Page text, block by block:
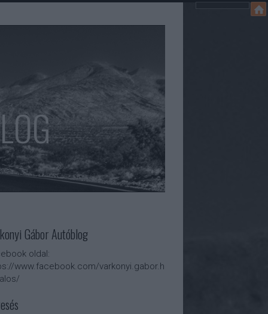
Gábor Autóblog
oldal:
www.facebook.com/varkonyi.gabor.h